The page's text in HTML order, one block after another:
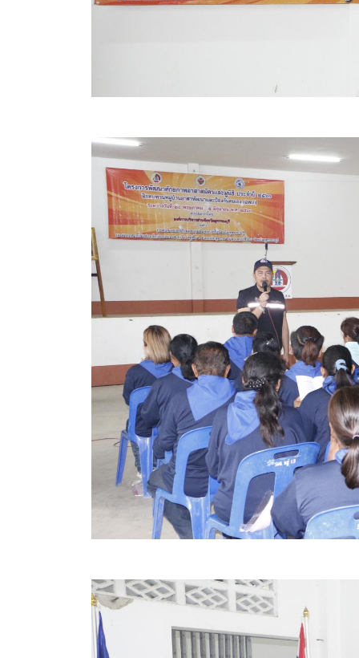
สรุปผลการประเมินความพึงพอใจ
ระบบสืบค้นข้อมูล ประกาศ ก.จ.จ. สุพรรณบุรี (พ.ศ
Document
คลินิกเซ็นเตอร์
แบบฟอร์มบริหารงานบุคคล
รายงานตรวจสอบภายใน
รายงานเครื่องจักรกล อบจ.
ศูนย์อำนวยการการเลือกตั้ง สมาชิกสภาและนายก
งานแผนการบริหารจัดการความเสี่ยงของ อบจ.สุพร